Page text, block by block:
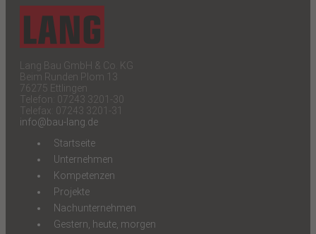
Lang Bau GmbH & Co. KG
Beim Runden Plom 13
76275 Ettlingen
Telefon: 07243 3201-30
Telefax: 07243 3201-31
info@bau-lang.de
Startseite
Unternehmen
Kompetenzen
Projekte
Nachunternehmen
Gestern, heute, morgen